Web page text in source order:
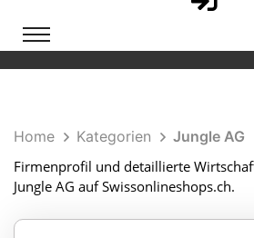
Home Kategorien
Jungle AG
Firmenprofil und detaillierte
Jungle AG auf Swissonlineshops.ch.